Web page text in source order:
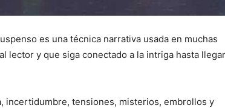
es una técnica narrativa usada en muchas
lector y que siga conectado a la intriga hasta llegar
incertidumbre, tensiones, misterios, embrollos y